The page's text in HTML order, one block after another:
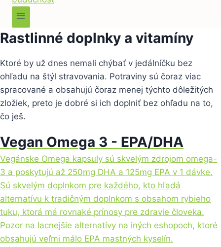
Rastlinné doplnky a vitamíny
Ktoré by už dnes nemali chýbať v jedálníčku bez
ohľadu na štýl stravovania. Potraviny sú čoraz viac
spracované a obsahujú čoraz menej týchto dôležitých
zložiek, preto je dobré si ich doplniť bez ohľadu na to,
čo ješ.
Vegan Omega 3 - EPA/DHA
Vegánske Omega kapsuly sú skvelým zdrojom omega-
3 a poskytujú až 250mg DHA a 125mg EPA v 1 dávke.
Sú skvelým doplnkom pre každého, kto hľadá
alternatívu k tradičným doplnkom s obsahom rybieho
tuku, ktorá má rovnaké prínosy pre zdravie človeka.
Pozor na lacnejšie alternatívy na iných eshopoch, ktoré
obsahujú veľmi málo EPA mastných kyselín.